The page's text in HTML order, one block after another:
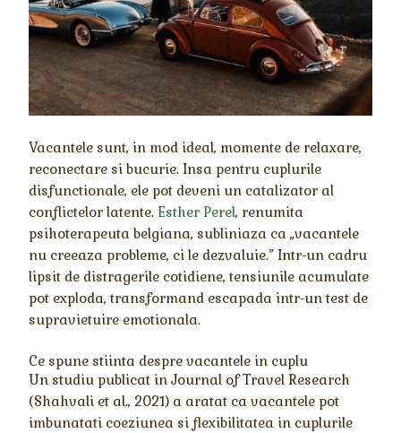
Vacantele sunt, in mod ideal, momente de relaxare,
reconectare si bucurie. Insa pentru cuplurile
disfunctionale, ele pot deveni un catalizator al
conflictelor latente. Esther Perel, renumita
psihoterapeuta belgiana, subliniaza ca „vacantele
nu creeaza probleme, ci le dezvaluie.” Intr-un cadru
lipsit de distragerile cotidiene, tensiunile acumulate
pot exploda, transformand escapada intr-un test de
supravietuire emotionala.
Ce spune stiinta despre vacantele in cuplu
Un studiu publicat in Journal of Travel Research
(Shahvali et al., 2021) a aratat ca vacantele pot
imbunatati coeziunea si flexibilitatea in cuplurile